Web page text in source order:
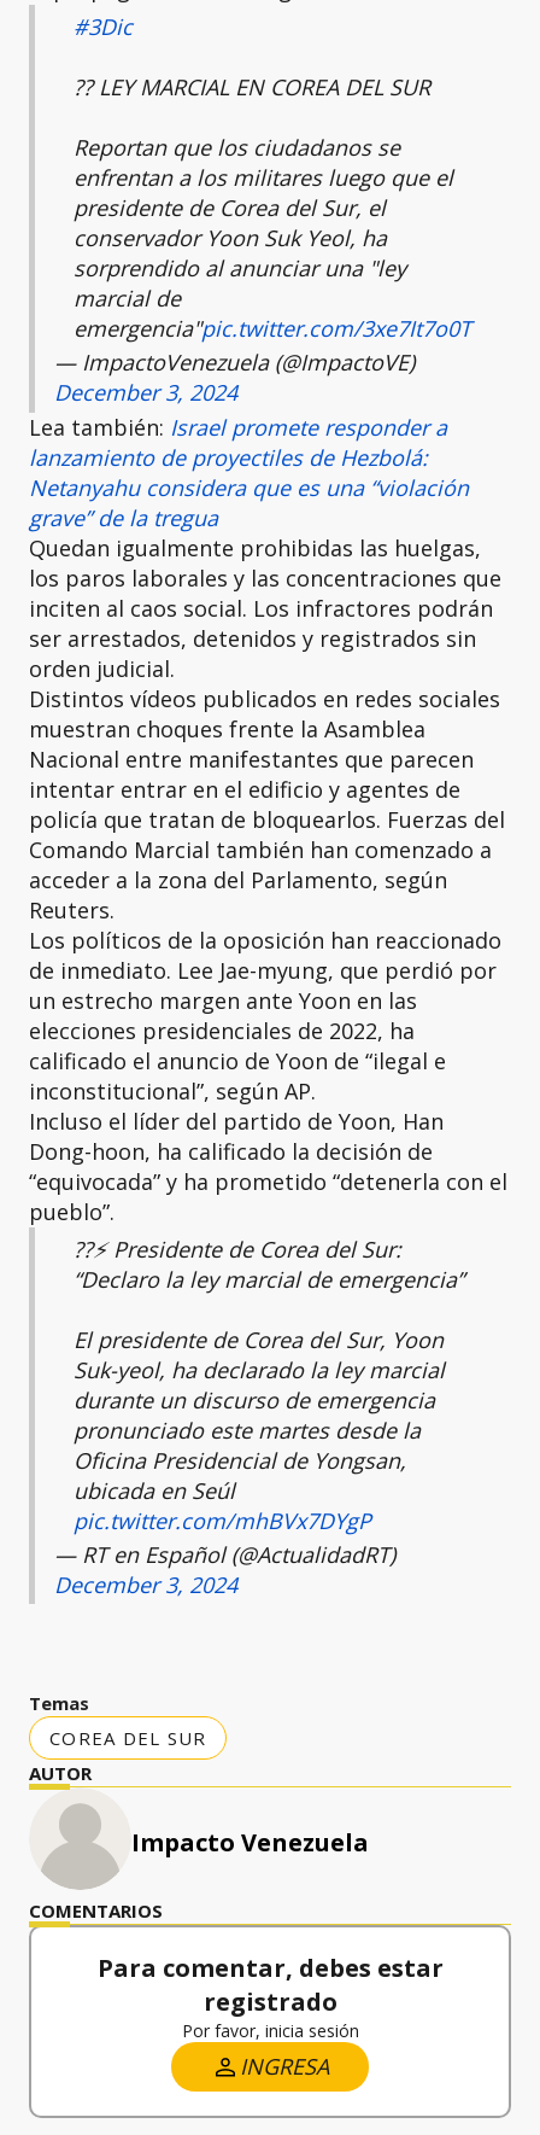
#3Dic
?? LEY MARCIAL EN COREA DEL SUR
Reportan que los ciudadanos se
enfrentan a los militares luego que el
presidente de Corea del Sur, el
conservador Yoon Suk Yeol, ha
sorprendido al anunciar una "ley
marcial de
emergencia"pic.twitter.com/3xe7It7o0T
— ImpactoVenezuela (@ImpactoVE)
December 3, 2024
Lea también: Israel promete responder a
lanzamiento de proyectiles de Hezbolá:
Netanyahu considera que es una “violación
grave” de la tregua
Quedan igualmente prohibidas las huelgas,
los paros laborales y las concentraciones que
inciten al caos social. Los infractores podrán
ser arrestados, detenidos y registrados sin
orden judicial.
Distintos vídeos publicados en redes sociales
muestran choques frente la Asamblea
Nacional entre manifestantes que parecen
intentar entrar en el edificio y agentes de
policía que tratan de bloquearlos. Fuerzas del
Comando Marcial también han comenzado a
acceder a la zona del Parlamento, según
Reuters.
Los políticos de la oposición han reaccionado
de inmediato. Lee Jae-myung, que perdió por
un estrecho margen ante Yoon en las
elecciones presidenciales de 2022, ha
calificado el anuncio de Yoon de “ilegal e
inconstitucional”, según AP.
Incluso el líder del partido de Yoon, Han
Dong-hoon, ha calificado la decisión de
“equivocada” y ha prometido “detenerla con el
pueblo”.
??⚡️ Presidente de Corea del Sur:
“Declaro la ley marcial de emergencia”
El presidente de Corea del Sur, Yoon
Suk-yeol, ha declarado la ley marcial
durante un discurso de emergencia
pronunciado este martes desde la
Oficina Presidencial de Yongsan,
ubicada en Seúl
pic.twitter.com/mhBVx7DYgP
— RT en Español (@ActualidadRT)
December 3, 2024
Temas
COREA DEL SUR
AUTOR
Impacto Venezuela
COMENTARIOS
Para comentar, debes estar
registrado
Por favor, inicia sesión
INGRESA